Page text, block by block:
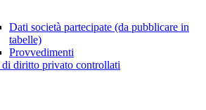
Dati società partecipate (da pubblicare in
tabelle)
Provvedimenti
diritto privato controllati